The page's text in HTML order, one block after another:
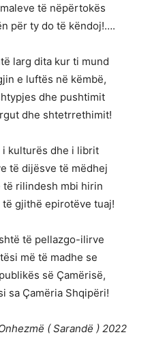
të nëpërtokës
për ty do të këndoj!….
larg dita kur ti mund
e luftës në këmbë,
dhe pushtimit
dhe shtetrrethimit!
i kulturës dhe i librit
të dijësve të mëdhej
të rilindesh mbi hirin
gjithë epirotëve tuaj!
të pellazgo-ilirve
më të madhe se
së Çamërisë,
sa Çamëria Shqipëri!
( Sarandë ) 2022